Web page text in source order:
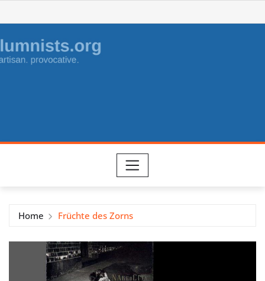
to
content
Home Früchte des Zorns